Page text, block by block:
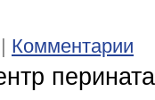
| Комментарии